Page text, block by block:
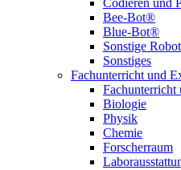
Codieren und
Bee-Bot®
Blue-Bot®
Sonstige
Sonstiges
Fachunterricht und
Fachunterricht
Biologie
Physik
Chemie
Forscherraum